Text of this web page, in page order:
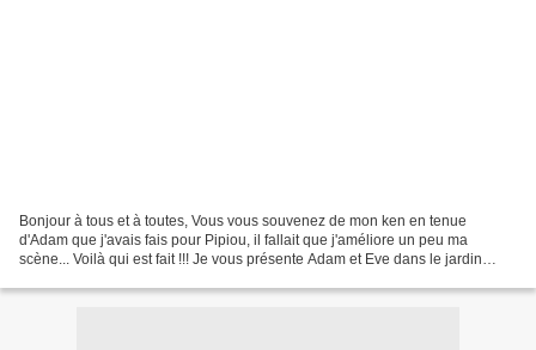
Bonjour à tous et à toutes, Vous vous souvenez de mon ken en tenue
d'Adam que j'avais fais pour Pipiou, il fallait que j'améliore un peu ma
scène... Voilà qui est fait !!! Je vous présente Adam et Eve dans le jardin